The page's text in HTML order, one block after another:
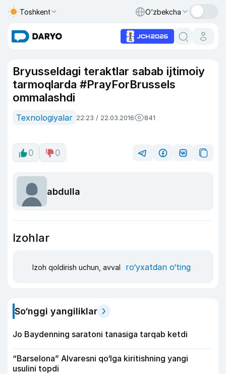
Toshkent O‘zbekcha
Bryusseldagi teraktlar sabab ijtimoiy
tarmoqlarda #PrayForBrussels
ommalashdi
Texnologiyalar 22:23 / 22.03.2016 841
0 0
abdulla
Izohlar
Izoh qoldirish uchun, avval ro‘yxatdan o‘ting
So‘nggi yangiliklar
Jo Baydenning saratoni tanasiga tarqab ketdi
“Barselona” Alvaresni qo‘lga kiritishning yangi
usulini topdi